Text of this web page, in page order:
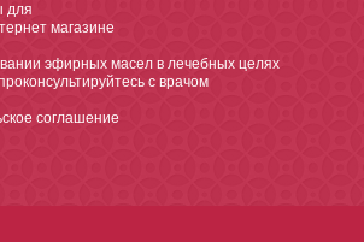
для
магазине
эфирных масел в лечебных целях
с врачом
соглашение